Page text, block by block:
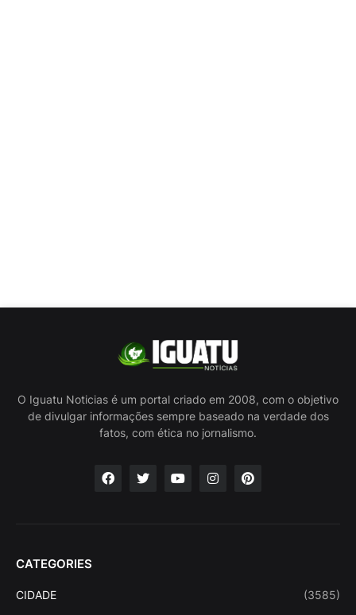
O Iguatu Noticias é um portal criado em 2008, com o objetivo
de divulgar informações sempre baseado na verdade dos
fatos, com ética no jornalismo.
CATEGORIES
CIDADE (3585)